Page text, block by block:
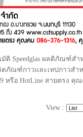
ติ Speedglas ผลติภัณฑ์สำ
ภัณฑ์กาวและเทปกาวสำ
หรือ HotLine สายตรง คุ
View :